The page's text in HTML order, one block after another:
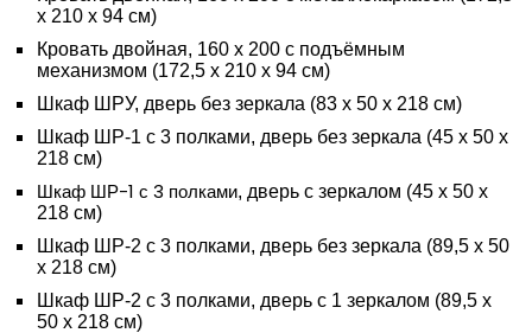
х 210 х 94 см)
Кровать двойная, 160 х 200 с подъёмным
механизмом (172,5 х 210 х 94 см)
Шкаф ШРУ, дверь без зеркала (83 х 50 х 218 см)
Шкаф ШР-1 с 3 полками, дверь без зеркала (45 х 50 х
218 см)
Шкаф ШР-1 с 3 полками, дверь с зеркалом (45 х 50 х
218 см)
Шкаф ШР-2 с 3 полками, дверь без зеркала (89,5 х 50
х 218 см)
Шкаф ШР-2 с 3 полками, дверь с 1 зеркалом (89,5 х
50 х 218 см)